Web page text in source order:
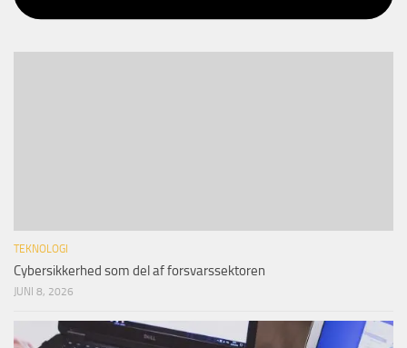
TEKNOLOGI
Cybersikkerhed som del af forsvarssektoren
JUNI 8, 2026